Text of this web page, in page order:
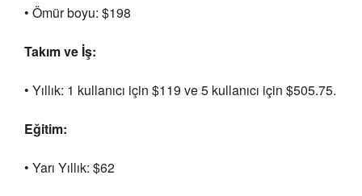
• Ömür boyu: $198
Takım ve İş:
• Yıllık: 1 kullanıcı için $119 ve 5 kullanıcı için $505.75.
Eğitim:
• Yarı Yıllık: $62